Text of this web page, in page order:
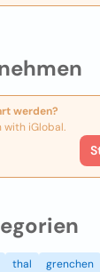
werden?
with iGlobal.
thal grenchen